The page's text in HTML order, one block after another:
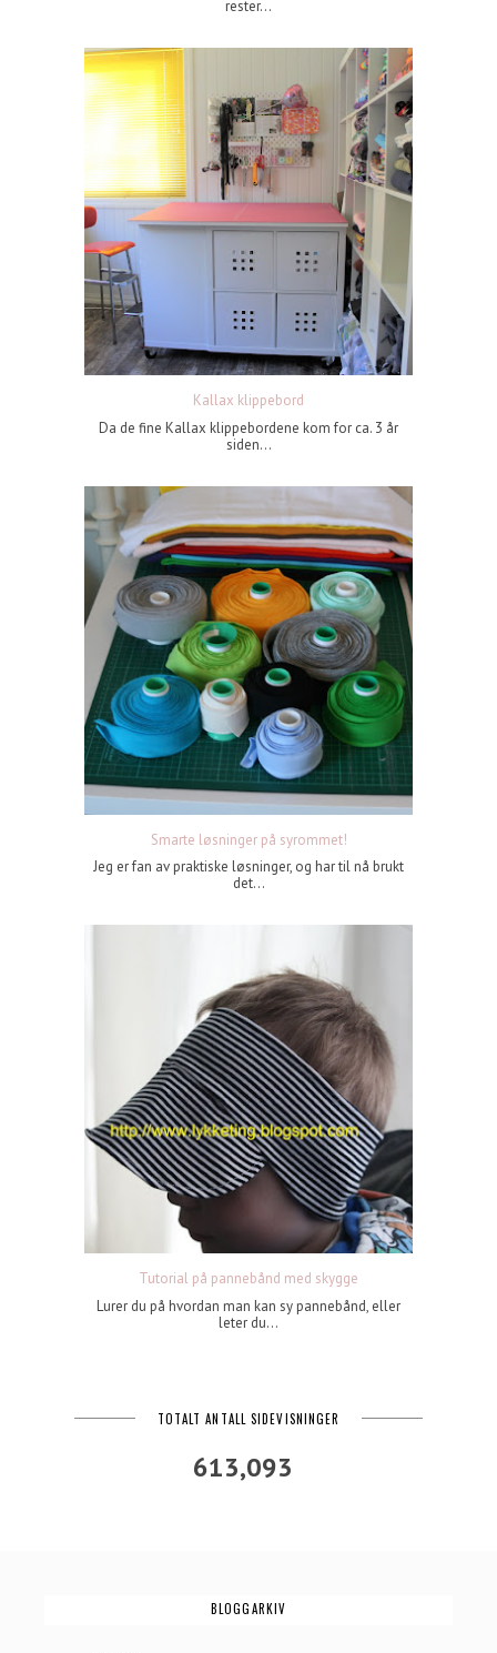
rester...
Kallax klippebord
Da de fine Kallax klippebordene kom for ca. 3 år
siden...
Smarte løsninger på syrommet!
Jeg er fan av praktiske løsninger, og har til nå brukt
det...
Tutorial på pannebånd med skygge
Lurer du på hvordan man kan sy pannebånd, eller
leter du...
TOTALT ANTALL SIDEVISNINGER
613,093
BLOGGARKIV